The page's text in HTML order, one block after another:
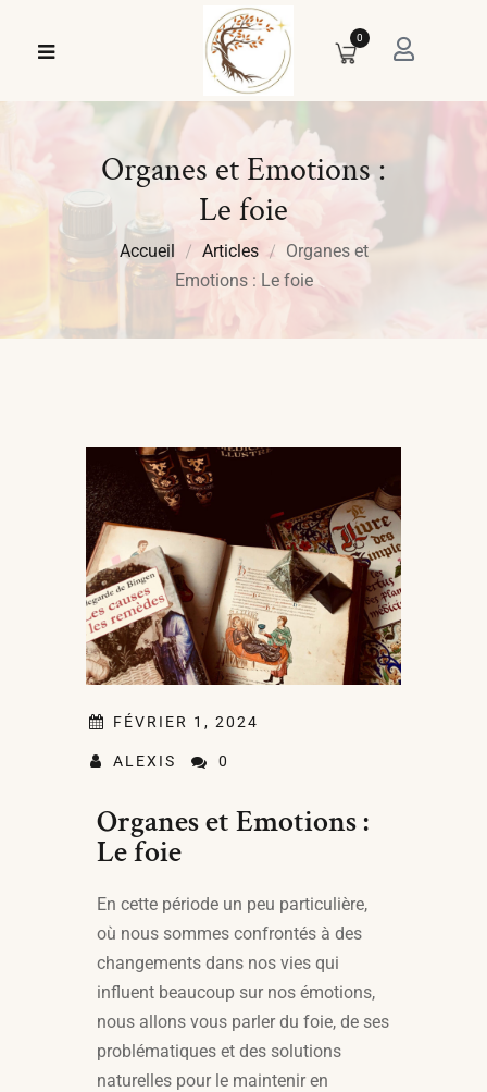
0
Organes et Emotions :
Le foie
Accueil Articles
Organes et
Emotions : Le foie
FÉVRIER 1, 2024
ALEXIS 0
Organes et Emotions :
Le foie
En cette période un peu particulière,
où nous sommes confrontés à des
changements dans nos vies qui
influent beaucoup sur nos émotions,
nous allons vous parler du foie, de ses
problématiques et des solutions
naturelles pour le maintenir en